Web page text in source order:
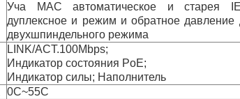
Уча MAC автоматическое и старея
дуплексное и режим и обратное давление
двухшпиндельного режима
LINK/ACT.100Mbps;
Индикатор состояния PoE;
Индикатор силы; Наполнитель
0C~55C